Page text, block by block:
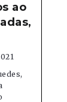
ao